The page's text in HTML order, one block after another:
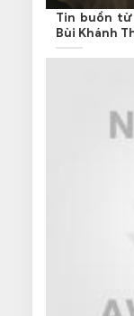
Tin buồn từ
Bùi Khánh